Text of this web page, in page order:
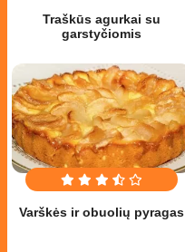
Traškūs agurkai su
garstyčiomis
Varškės ir obuolių pyragas